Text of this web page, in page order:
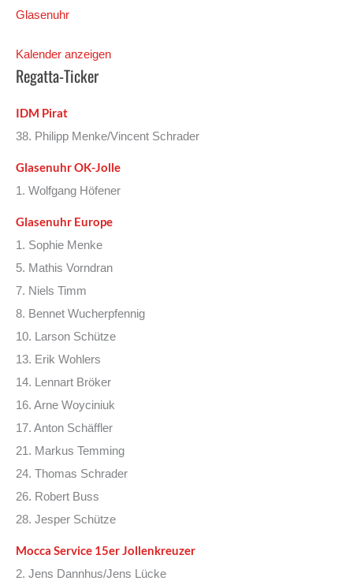
Glasenuhr
Kalender anzeigen
Regatta-Ticker
IDM Pirat
38. Philipp Menke/Vincent Schrader
Glasenuhr OK-Jolle
1. Wolfgang Höfener
Glasenuhr Europe
1. Sophie Menke
5. Mathis Vorndran
7. Niels Timm
8. Bennet Wucherpfennig
10. Larson Schütze
13. Erik Wohlers
14. Lennart Bröker
16. Arne Woyciniuk
17. Anton Schäffler
21. Markus Temming
24. Thomas Schrader
26. Robert Buss
28. Jesper Schütze
Mocca Service 15er Jollenkreuzer
2. Jens Dannhus/Jens Lücke